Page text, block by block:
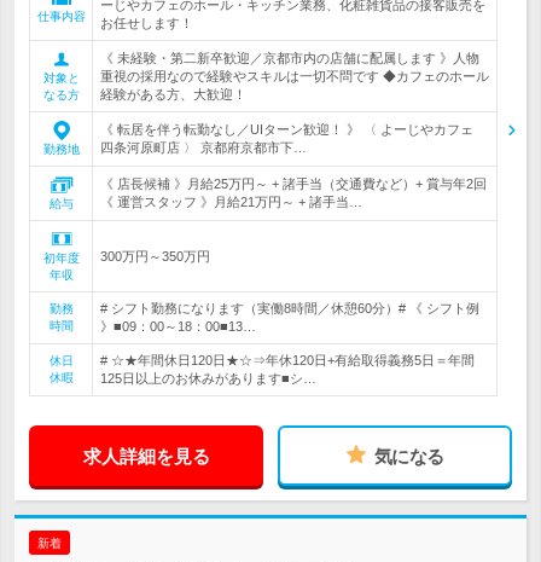
仕事内容
ーじやカフェのホール・キッチン業務、化粧雑貨品の接客販売を
お任せします！
対象と
なる方
《 未経験・第二新卒歓迎／京都市内の店舗に配属します 》人物
重視の採用なので経験やスキルは一切不問です ◆カフェのホール
経験がある方、大歓迎！
勤務地
《 転居を伴う転勤なし／UIターン歓迎！ 》 〈 よーじやカフェ
四条河原町店 〉 京都府京都市下…
給与
《 店長候補 》月給25万円～ + 諸手当（交通費など）+ 賞与年2回
《 運営スタッフ 》月給21万円～ + 諸手当…
初年度
年収
300万円～350万円
勤務
時間
# シフト勤務になります（実働8時間／休憩60分）# 《 シフト例
》■09：00～18：00■13…
休日
休暇
# ☆★年間休日120日★☆⇒年休120日+有給取得義務5日＝年間
125日以上のお休みがあります■シ…
求人詳細を見る 気になる
新着